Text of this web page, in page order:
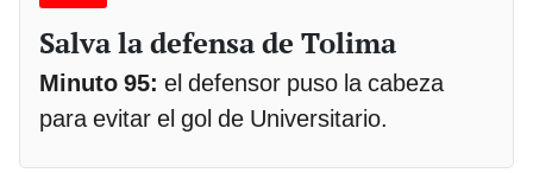
Salva la defensa de Tolima
Minuto 95: el defensor puso la cabeza
para evitar el gol de Universitario.